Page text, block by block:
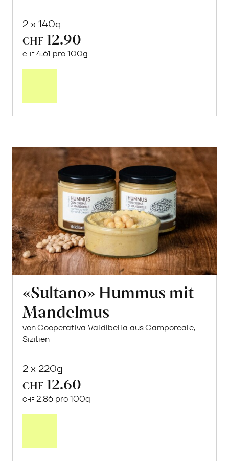
2 x 140g
CHF 12.90
CHF 4.61 pro 100g
«Sultano» Hummus mit
Mandelmus
von Cooperativa Valdibella aus Camporeale,
Sizilien
2 x 220g
CHF 12.60
CHF 2.86 pro 100g